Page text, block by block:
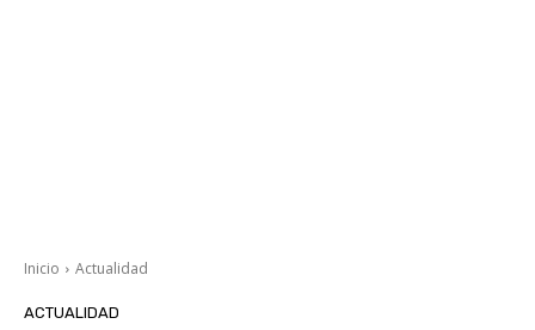
Inicio Actualidad
ACTUALIDAD